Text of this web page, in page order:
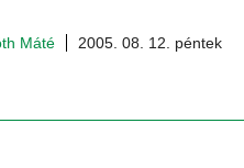
Máté 2005. 08. 12. péntek